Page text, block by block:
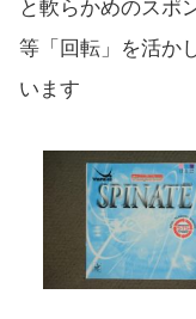
と軟らかめのスポ
等「回転」を活か
います